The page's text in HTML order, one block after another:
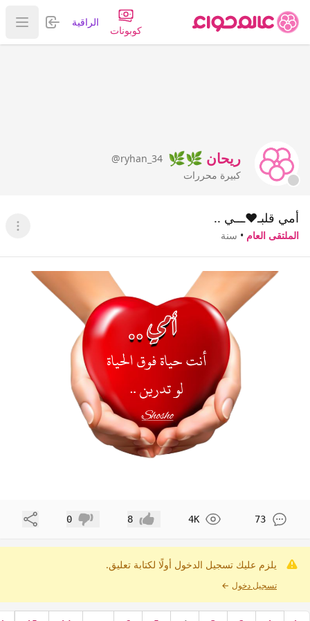
كوبونات
الراقية تسجيل
عرض
ريحان 🌿🌿 @ryhan_34
كبيرة محررات
أمي قلبـ⁦♥️⁩ـــي ..
الملتقى العام • سنة عرض
73
4K إعجاب 8 عدم إعجاب
0 مشاركة
يلزم عليك تسجيل الدخول أولًا لكتابة تعليق.
تسجيل دخول ←